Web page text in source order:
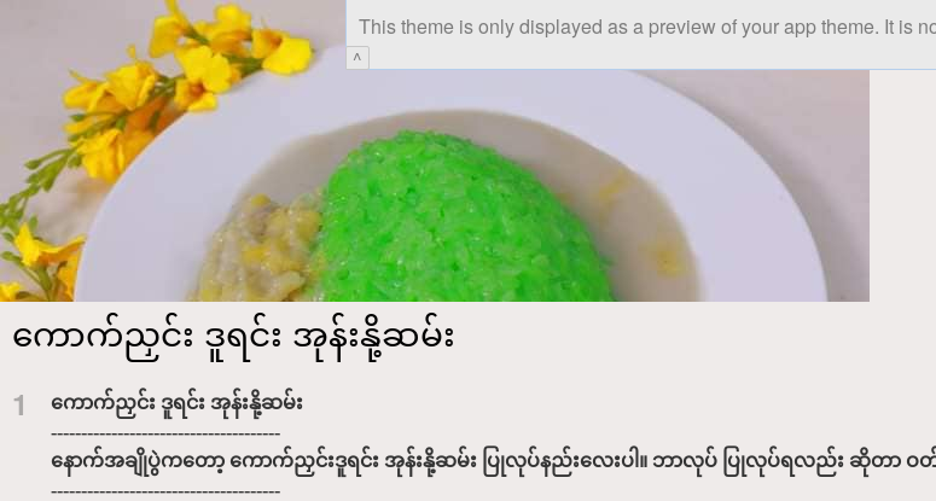
This theme is only displayed as a preview of your app theme. It is
^
ကောက်ညှင်း ဒူရင်း အုန်းနို့ဆမ်း
1
ကောက်ညှင်း ဒူရင်း အုန်းနို့ဆမ်း
--------------------------------------
နောက်အချိုပွဲကတော့ ကောက်ညှင်းဒူရင်း အုန်းနို့ဆမ်း ပြုလုပ်နည်းလေးပါ။ ဘာလုပ် ပြုလုပ်ရလည်း ဆိုတာ
--------------------------------------